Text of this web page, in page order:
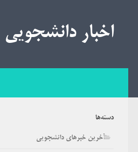
اخبار دانشجویی | ICN
دسته‌ها
آخرین خبرهای دانشجویی